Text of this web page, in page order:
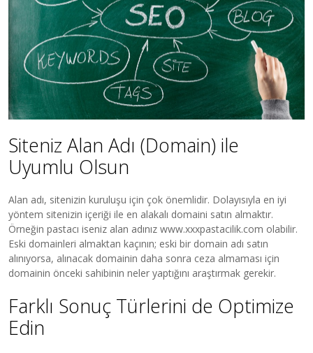
Siteniz Alan Adı (Domain) ile
Uyumlu Olsun
Alan adı, sitenizin kuruluşu için çok önemlidir. Dolayısıyla en iyi
yöntem sitenizin içeriği ile en alakalı domaini satın almaktır.
Örneğin pastacı iseniz alan adınız www.xxxpastacilik.com olabilir.
Eski domainleri almaktan kaçının; eski bir domain adı satın
alınıyorsa, alınacak domainin daha sonra ceza almaması için
domainin önceki sahibinin neler yaptığını araştırmak gerekir.
Farklı Sonuç Türlerini de Optimize
Edin